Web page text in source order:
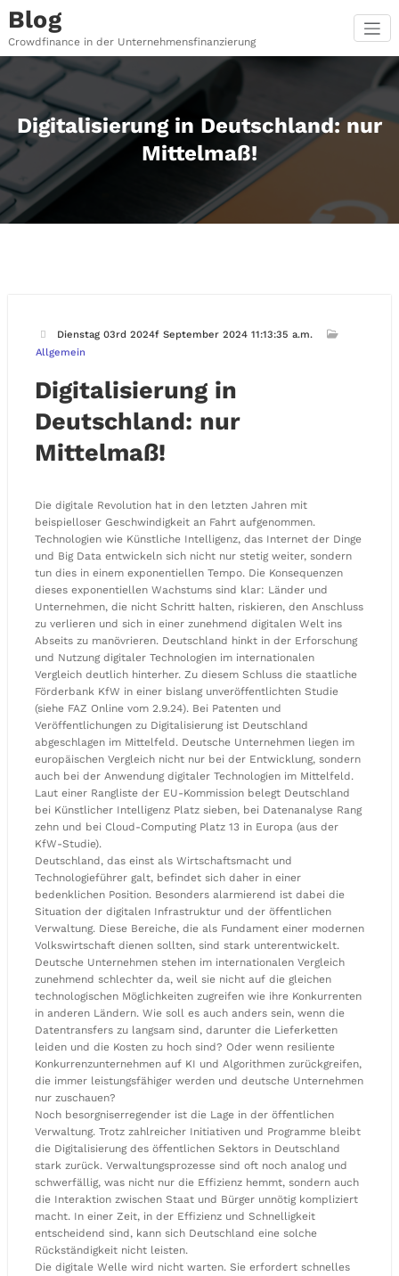
Inhalt
springen
Blog
Crowdfinance in der Unternehmensfinanzierung
Digitalisierung in Deutschland: nur
Mittelmaß!
Dienstag 03rd 2024f September 2024 11:13:35 a.m.
Allgemein
Digitalisierung in
Deutschland: nur
Mittelmaß!
Die digitale Revolution hat in den letzten Jahren mit
beispielloser Geschwindigkeit an Fahrt aufgenommen.
Technologien wie Künstliche Intelligenz, das Internet der Dinge
und Big Data entwickeln sich nicht nur stetig weiter, sondern
tun dies in einem exponentiellen Tempo. Die Konsequenzen
dieses exponentiellen Wachstums sind klar: Länder und
Unternehmen, die nicht Schritt halten, riskieren, den Anschluss
zu verlieren und sich in einer zunehmend digitalen Welt ins
Abseits zu manövrieren. Deutschland hinkt in der Erforschung
und Nutzung digitaler Technologien im internationalen
Vergleich deutlich hinterher. Zu diesem Schluss die staatliche
Förderbank KfW in einer bislang unveröffentlichten Studie
(siehe FAZ Online vom 2.9.24). Bei Patenten und
Veröffentlichungen zu Digitalisierung ist Deutschland
abgeschlagen im Mittelfeld. Deutsche Unternehmen liegen im
europäischen Vergleich nicht nur bei der Entwicklung, sondern
auch bei der Anwendung digitaler Technologien im Mittelfeld.
Laut einer Rangliste der EU-Kommission belegt Deutschland
bei Künstlicher Intelligenz Platz sieben, bei Datenanalyse Rang
zehn und bei Cloud-Computing Platz 13 in Europa (aus der
KfW-Studie).
Deutschland, das einst als Wirtschaftsmacht und
Technologieführer galt, befindet sich daher in einer
bedenklichen Position. Besonders alarmierend ist dabei die
Situation der digitalen Infrastruktur und der öffentlichen
Verwaltung. Diese Bereiche, die als Fundament einer modernen
Volkswirtschaft dienen sollten, sind stark unterentwickelt.
Deutsche Unternehmen stehen im internationalen Vergleich
zunehmend schlechter da, weil sie nicht auf die gleichen
technologischen Möglichkeiten zugreifen wie ihre Konkurrenten
in anderen Ländern. Wie soll es auch anders sein, wenn die
Datentransfers zu langsam sind, darunter die Lieferketten
leiden und die Kosten zu hoch sind? Oder wenn resiliente
Konkurrenzunternehmen auf KI und Algorithmen zurückgreifen,
die immer leistungsfähiger werden und deutsche Unternehmen
nur zuschauen?
Noch besorgniserregender ist die Lage in der öffentlichen
Verwaltung. Trotz zahlreicher Initiativen und Programme bleibt
die Digitalisierung des öffentlichen Sektors in Deutschland
stark zurück. Verwaltungsprozesse sind oft noch analog und
schwerfällig, was nicht nur die Effizienz hemmt, sondern auch
die Interaktion zwischen Staat und Bürger unnötig kompliziert
macht. In einer Zeit, in der Effizienz und Schnelligkeit
entscheidend sind, kann sich Deutschland eine solche
Rückständigkeit nicht leisten.
Die digitale Welle wird nicht warten. Sie erfordert schnelles